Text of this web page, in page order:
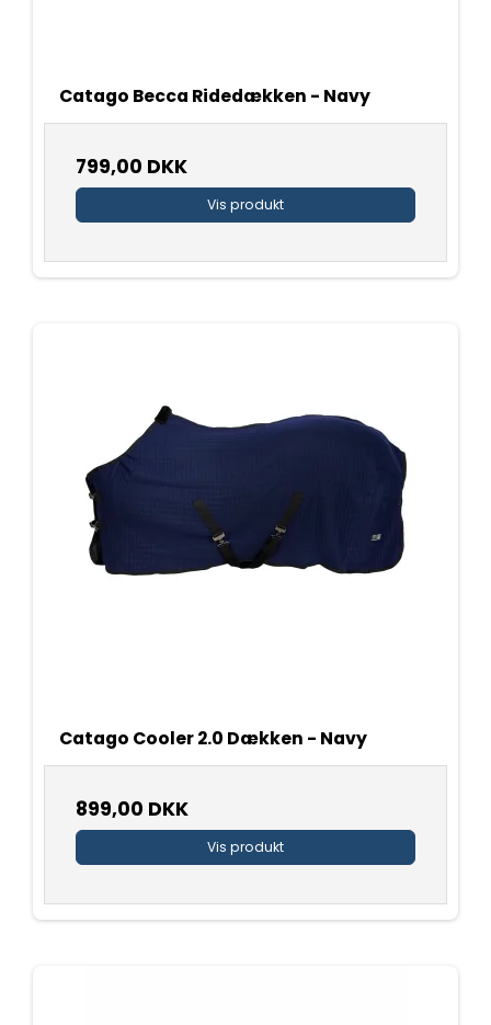
Catago Becca Ridedækken - Navy
799,00 DKK
Vis produkt
Catago Cooler 2.0 Dækken - Navy
899,00 DKK
Vis produkt